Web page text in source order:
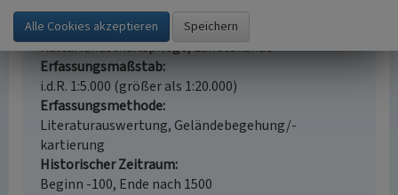
Quelle (Gewässer) Heilquelle Weihedenkmal
Fachsicht(en)
Kulturlandschaftspflege, Landeskunde
Erfassungsmaßstab
i.d.R. 1:5.000 (größer als 1:20.000)
Erfassungsmethode
Literaturauswertung, Geländebegehung/-
kartierung
Historischer Zeitraum
Beginn -100, Ende nach 1500